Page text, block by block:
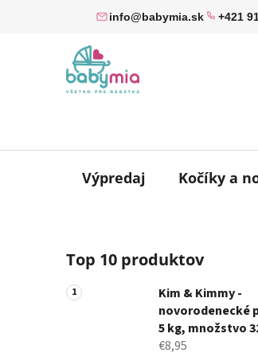
info@babymia.sk +421
Výpredaj Kočíky a
o
č
n
Top 10 produktov
Kim & Kimmy -
novorodenecké
5 kg, množstvo
€8,95